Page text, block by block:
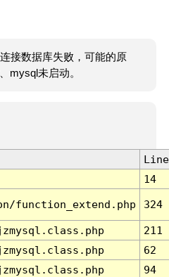
接数据库失败，可能的原
mysql未启动。
Line
14
function_extend.php 324
211
62
94